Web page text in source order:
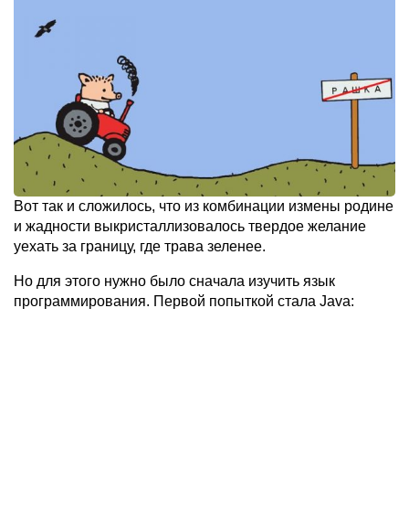
Вот так и сложилось, что из комбинации измены родине
и жадности выкристаллизовалось твердое желание
уехать за границу, где трава зеленее.
Но для этого нужно было сначала изучить язык
программирования. Первой попыткой стала Java: